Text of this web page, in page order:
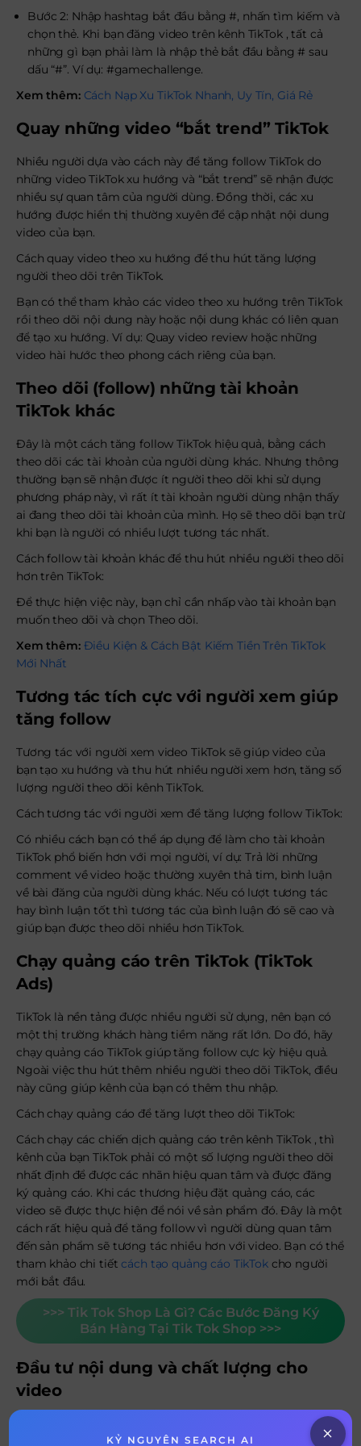
Bước 2: Nhập hashtag bắt đầu bằng #, nhấn tìm kiếm và
chọn thẻ. Khi bạn đăng video trên kênh TikTok , tất cả
những gì bạn phải làm là nhập thẻ bắt đầu bằng # sau
dấu “#”. Ví dụ: #gamechallenge.
Xem thêm: Cách Nạp Xu TikTok Nhanh, Uy Tín, Giá Rẻ
Quay những video “bắt trend” TikTok
Nhiều người dựa vào cách này để tăng follow TikTok do
những video TikTok xu hướng và “bắt trend” sẽ nhận được
nhiều sự quan tâm của người dùng. Đồng thời, các xu
hướng được hiển thị thường xuyên để cập nhật nội dung
video của bạn.
Cách quay video theo xu hướng để thu hút tăng lượng
người theo dõi trên TikTok.
Bạn có thể tham khảo các video theo xu hướng trên TikTok
rồi theo dõi nội dung này hoặc nội dung khác có liên quan
để tạo xu hướng. Ví dụ: Quay video review hoặc những
video hài hước theo phong cách riêng của bạn.
Theo dõi (follow) những tài khoản
TikTok khác
Đây là một cách tăng follow TikTok hiệu quả, bằng cách
theo dõi các tài khoản của người dùng khác. Nhưng thông
thường bạn sẽ nhận được ít người theo dõi khi sử dụng
phương pháp này, vì rất ít tài khoản người dùng nhận thấy
ai đang theo dõi tài khoản của mình. Họ sẽ theo dõi bạn trừ
khi bạn là người có nhiều lượt tương tác nhất.
Cách follow tài khoản khác để thu hút nhiều người theo dõi
hơn trên TikTok:
Để thực hiện việc này, bạn chỉ cần nhấp vào tài khoản bạn
muốn theo dõi và chọn Theo dõi.
Xem thêm: Điều Kiện & Cách Bật Kiếm Tiền Trên TikTok
Mới Nhất
Tương tác tích cực với người xem giúp
tăng follow
Tương tác với người xem video TikTok sẽ giúp video của
bạn tạo xu hướng và thu hút nhiều người xem hơn, tăng số
lượng người theo dõi kênh TikTok.
Cách tương tác với người xem để tăng lượng follow TikTok:
Có nhiều cách bạn có thể áp dụng để làm cho tài khoản
TikTok phổ biến hơn với mọi người, ví dụ: Trả lời những
comment về video hoặc thường xuyên thả tim, bình luận
về bài đăng của người dùng khác. Nếu có lượt tương tác
hay bình luận tốt thì tương tác của bình luận đó sẽ cao và
giúp bạn được theo dõi nhiều hơn TikTok.
Chạy quảng cáo trên TikTok (TikTok
Ads)
TikTok là nền tảng được nhiều người sử dụng, nên bạn có
một thị trường khách hàng tiềm năng rất lớn. Do đó, hãy
chạy quảng cáo TikTok giúp tăng follow cực kỳ hiệu quả.
Ngoài việc thu hút thêm nhiều người theo dõi TikTok, điều
này cũng giúp kênh của bạn có thêm thu nhập.
Cách chạy quảng cáo để tăng lượt theo dõi TikTok:
Cách chạy các chiến dịch quảng cáo trên kênh TikTok , thì
kênh của bạn TikTok phải có một số lượng người theo dõi
nhất định để được các nhãn hiệu quan tâm và được đăng
ký quảng cáo. Khi các thương hiệu đặt quảng cáo, các
video sẽ được thực hiện để nói về sản phẩm đó. Đây là một
cách rất hiệu quả để tăng follow vì người dùng quan tâm
đến sản phẩm sẽ tương tác nhiều hơn với video. Bạn có thể
tham khảo chi tiếtcách tạo quảng cáo TikTokcho người
mới bắt đầu.
>>> Tik Tok Shop Là Gì? Các Bước Đăng Ký
Bán Hàng Tại Tik Tok Shop >>>
Đầu tư nội dung và chất lượng cho
video
Nội dung video là yếu tố đầu tiên xác định xem kênh của
bạn có thể thu hút nhiều người theo dõi hay không. Khi
KỶ NGUYÊN SEARCH AI